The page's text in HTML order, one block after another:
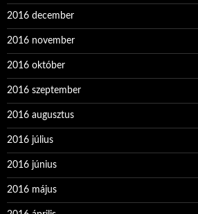
2016 december
2016 november
2016 október
2016 szeptember
2016 augusztus
2016 július
2016 június
2016 május